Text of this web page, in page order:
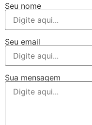
Seu nome
Seu email
Sua mensagem